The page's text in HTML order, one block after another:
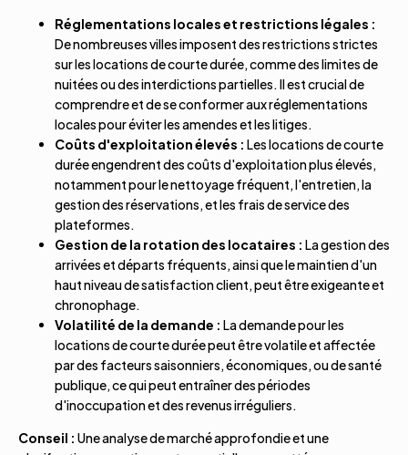
Réglementations locales et restrictions légales :
De nombreuses villes imposent des restrictions strictes
sur les locations de courte durée, comme des limites de
nuitées ou des interdictions partielles. Il est crucial de
comprendre et de se conformer aux réglementations
locales pour éviter les amendes et les litiges.
Coûts d'exploitation élevés : Les locations de courte
durée engendrent des coûts d'exploitation plus élevés,
notamment pour le nettoyage fréquent, l'entretien, la
gestion des réservations, et les frais de service des
plateformes.
Gestion de la rotation des locataires : La gestion des
arrivées et départs fréquents, ainsi que le maintien d'un
haut niveau de satisfaction client, peut être exigeante et
chronophage.
Volatilité de la demande : La demande pour les
locations de courte durée peut être volatile et affectée
par des facteurs saisonniers, économiques, ou de santé
publique, ce qui peut entraîner des périodes
d'inoccupation et des revenus irréguliers.
Conseil : Une analyse de marché approfondie et une